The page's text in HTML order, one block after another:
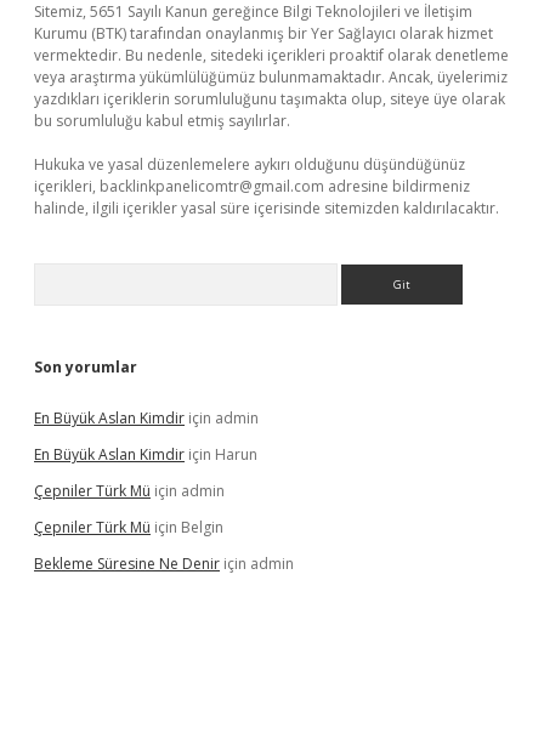
Sitemiz, 5651 Sayılı Kanun gereğince Bilgi Teknolojileri ve İletişim
Kurumu (BTK) tarafından onaylanmış bir Yer Sağlayıcı olarak hizmet
vermektedir. Bu nedenle, sitedeki içerikleri proaktif olarak denetleme
veya araştırma yükümlülüğümüz bulunmamaktadır. Ancak, üyelerimiz
yazdıkları içeriklerin sorumluluğunu taşımakta olup, siteye üye olarak
bu sorumluluğu kabul etmiş sayılırlar.
Hukuka ve yasal düzenlemelere aykırı olduğunu düşündüğünüz
içerikleri, backlinkpanelicomtr@gmail.com adresine bildirmeniz
halinde, ilgili içerikler yasal süre içerisinde sitemizden kaldırılacaktır.
Son yorumlar
En Büyük Aslan Kimdir için admin
En Büyük Aslan Kimdir için Harun
Çepniler Türk Mü için admin
Çepniler Türk Mü için Belgin
Bekleme Süresine Ne Denir için admin